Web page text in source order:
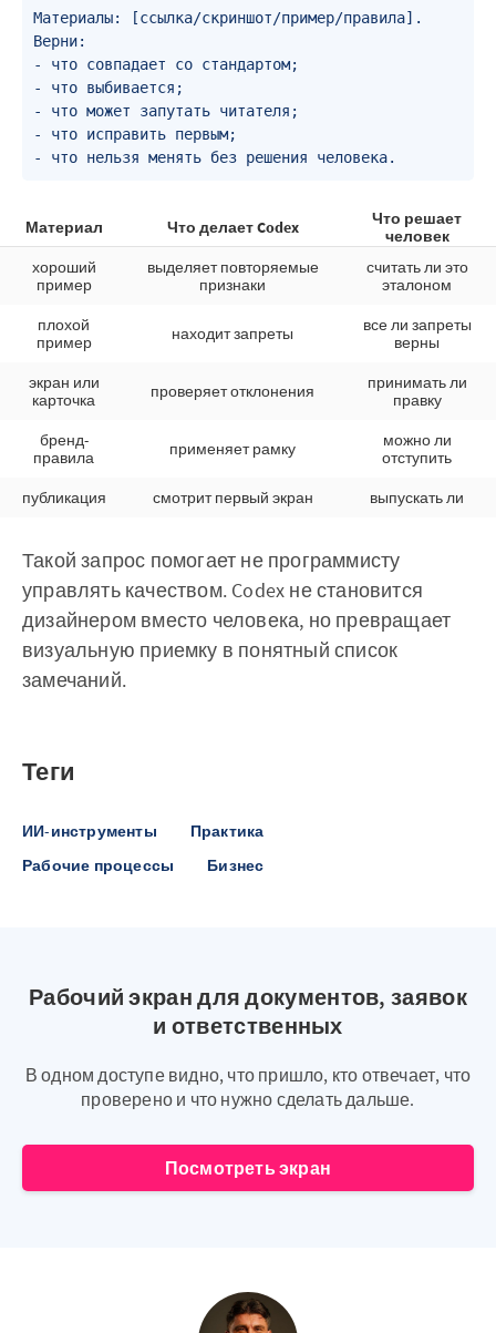
Материалы: [ссылка/скриншот/пример/правила].
Верни:
- что совпадает со стандартом;
- что выбивается;
- что может запутать читателя;
- что исправить первым;
- что нельзя менять без решения человека.
Материал Что делает Codex
Что решает
человек
хороший
пример
выделяет повторяемые
признаки
считать ли это
эталоном
плохой
пример
находит запреты
все ли запреты
верны
экран или
карточка
проверяет отклонения
принимать ли
правку
бренд-
правила
применяет рамку
можно ли
отступить
публикация
смотрит первый экран выпускать ли
Такой запрос помогает не программисту
управлять качеством. Codex не становится
дизайнером вместо человека, но превращает
визуальную приемку в понятный список
замечаний.
Теги
ИИ-инструменты
Практика
Рабочие процессы
Бизнес
Рабочий экран для документов, заявок
и ответственных
В одном доступе видно, что пришло, кто отвечает, что
проверено и что нужно сделать дальше.
Посмотреть экран